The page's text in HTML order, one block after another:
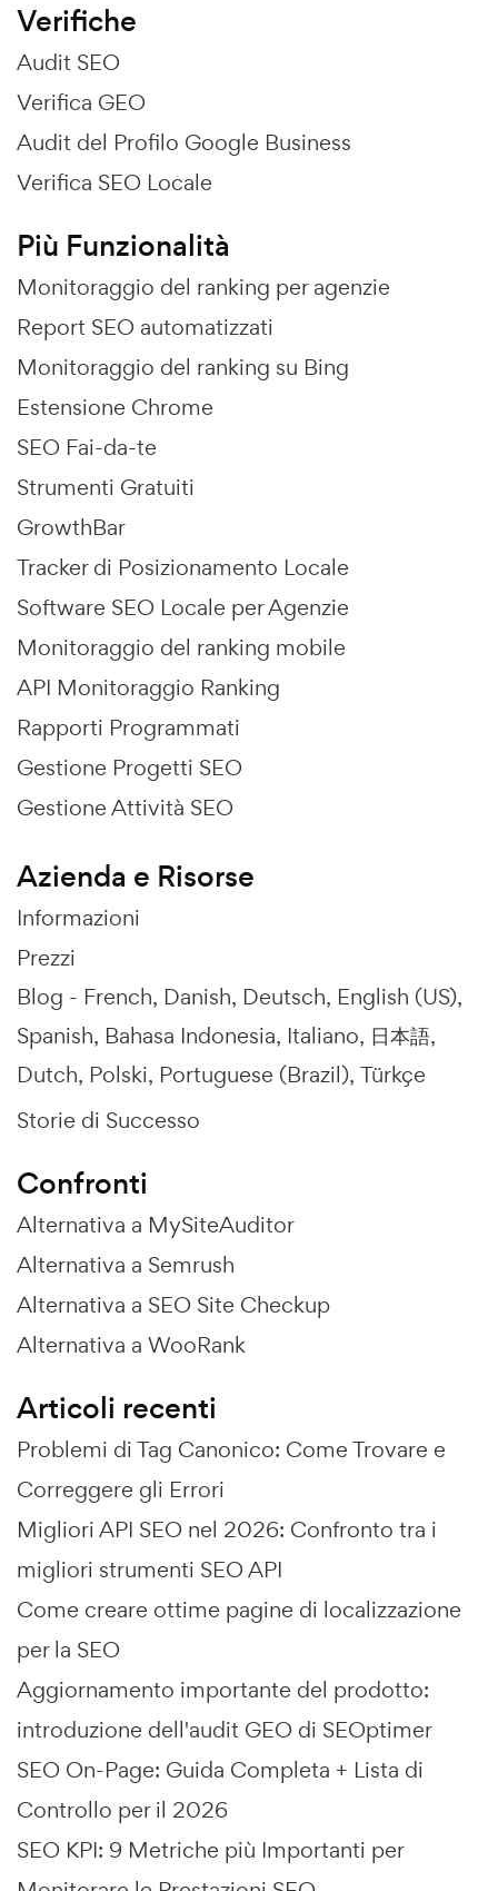
Verifiche
Audit SEO
Verifica GEO
Audit del Profilo Google Business
Verifica SEO Locale
Più Funzionalità
Monitoraggio del ranking per agenzie
Report SEO automatizzati
Monitoraggio del ranking su Bing
Estensione Chrome
SEO Fai-da-te
Strumenti Gratuiti
GrowthBar
Tracker di Posizionamento Locale
Software SEO Locale per Agenzie
Monitoraggio del ranking mobile
API Monitoraggio Ranking
Rapporti Programmati
Gestione Progetti SEO
Gestione Attività SEO
Azienda e Risorse
Informazioni
Prezzi
Blog - French Danish Deutsch English (US)
Spanish Bahasa Indonesia Italiano 日本語
Dutch Polski Portuguese (Brazil) Türkçe
Storie di Successo
Confronti
Alternativa a MySiteAuditor
Alternativa a Semrush
Alternativa a SEO Site Checkup
Alternativa a WooRank
Articoli recenti
Problemi di Tag Canonico: Come Trovare e
Correggere gli Errori
Migliori API SEO nel 2026: Confronto tra i
migliori strumenti SEO API
Come creare ottime pagine di localizzazione
per la SEO
Aggiornamento importante del prodotto:
introduzione dell'audit GEO di SEOptimer
SEO On-Page: Guida Completa + Lista di
Controllo per il 2026
SEO KPI: 9 Metriche più Importanti per